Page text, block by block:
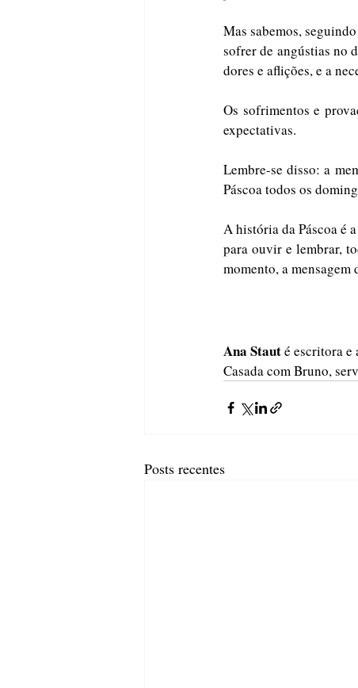
Mas sabemos,
sofrer de angústias no
dores e aflições, e a
Os sofrimentos e
expectativas.
Lembre-se disso: a
Páscoa todos os
A história da Páscoa é
para ouvir e lembrar,
momento, a mensagem
Ana Staut é escritora e
Casada com Bruno,
Posts recentes